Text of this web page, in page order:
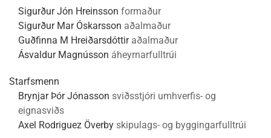
Sigurður Jón Hreinsson formaður
Sigurður Mar Óskarsson aðalmaður
Guðfinna M Hreiðarsdóttir aðalmaður
Ásvaldur Magnússon áheyrnarfulltrúi
Starfsmenn
Brynjar Þór Jónasson sviðsstjóri umhverfis- og
eignasviðs
Axel Rodriguez Överby skipulags- og byggingarfulltrúi